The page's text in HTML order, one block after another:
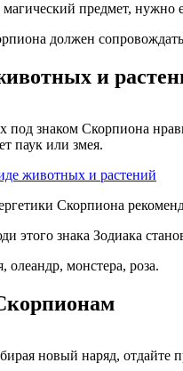
предмет, нужно
должен сопровождать
и
знаком Скорпиона
паук или змея.
Скорпиона
этого знака Зодиака
монстера, роза.
новый наряд, отдайте